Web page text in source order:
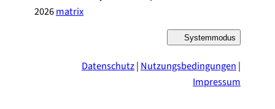
2026matrix
Systemmodus
D
s
e
Datenschutz| Nutzungsbedingungen |
Impressum